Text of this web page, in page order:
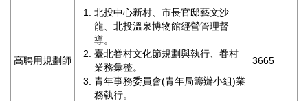
作
高聘用規劃師
北投中心新村、市長官邸藝文沙
龍、北投溫泉博物館經營管理督
導。
臺北眷村文化節規劃與執行、眷村
業務彙整。
青年事務委員會(青年局籌辦小組)業
務執行。
3665